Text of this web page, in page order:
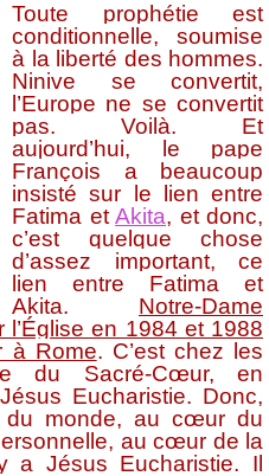
Toute prophétie est
conditionnelle, soumise
à la liberté des hommes.
Ninive se convertit,
l’Europe ne se convertit
pas. Voilà. Et
aujourd’hui, le pape
François a beaucoup
insisté sur le lien entre
Fatima etAkita, et donc,
c’est quelque chose
d’assez important, ce
lien entre Fatima et
Akita. Notre-Dame
l’Église en 1984 et 1988
à Rome. C’est chez les
du Sacré-Cœur, en
Eucharistie. Donc,
monde, au cœur du
au cœur de la
a Jésus Eucharistie. Il